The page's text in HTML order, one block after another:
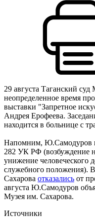
29 августа Таганский
неопределенное время
выставки "Запретное
Андрея Ерофеева.
находится в больнице с
Напомним, Ю.Самодуров
282 УК РФ (возбуждение
унижение человеческого
служебного положения).
Сахарова отказались от
августа Ю.Самодуров
Музея им. Сахарова.
Источники